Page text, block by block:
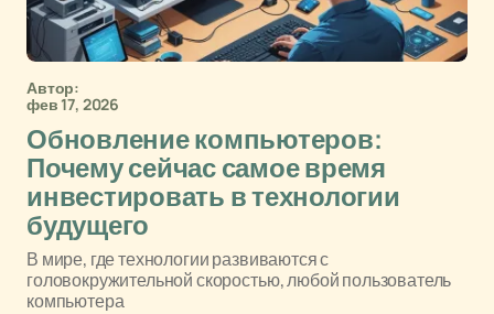
Автор:
фев 17, 2026
Обновление компьютеров:
Почему сейчас самое время
инвестировать в технологии
будущего
В мире, где технологии развиваются с
головокружительной скоростью, любой пользователь
компьютера